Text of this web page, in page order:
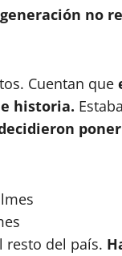
no
Cuentan que
historia.
resto del país.